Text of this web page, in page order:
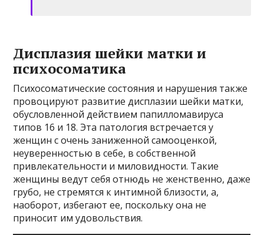
Дисплазия шейки матки и
психосоматика
Психосоматические состояния и нарушения также
провоцируют развитие дисплазии шейки матки,
обусловленной действием папилломавируса
типов 16 и 18. Эта патология встречается у
женщин с очень заниженной самооценкой,
неуверенностью в себе, в собственной
привлекательности и миловидности. Такие
женщины ведут себя отнюдь не женственно, даже
грубо, не стремятся к интимной близости, а,
наоборот, избегают ее, поскольку она не
приносит им удовольствия.